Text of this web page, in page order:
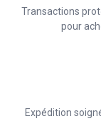
Transactions
pour
Expédition